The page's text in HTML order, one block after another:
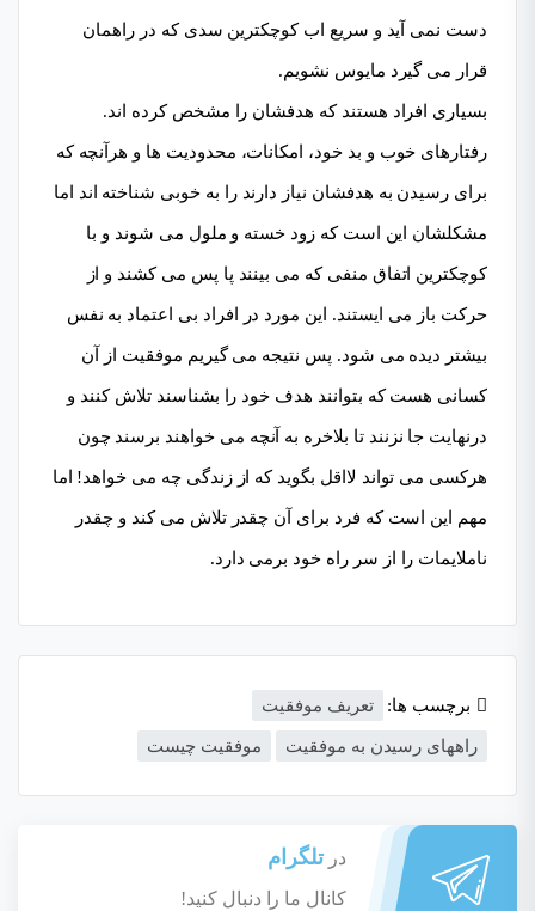
دست نمی آید و سریع اب کوچکترین سدی که در راهمان
قرار می گیرد مایوس نشویم.
بسیاری افراد هستند که هدفشان را مشخص کرده اند.
رفتارهای خوب و بد خود، امکانات، محدودیت ها و هرآنچه که
برای رسیدن به هدفشان نیاز دارند را به خوبی شناخته اند اما
مشکلشان این است که زود خسته و ملول می شوند و با
کوچکترین اتفاق منفی که می بینند پا پس می کشند و از
حرکت باز می ایستند. این مورد در افراد بی اعتماد به نفس
بیشتر دیده می شود. پس نتیجه می گیریم موفقیت از آن
کسانی هست که بتوانند هدف خود را بشناسند تلاش کنند و
درنهایت جا نزنند تا بلاخره به آنچه می خواهند برسند چون
هرکسی می تواند لااقل بگوید که از زندگی چه می خواهد! اما
مهم این است که فرد برای آن چقدر تلاش می کند و چقدر
ناملایمات را از سر راه خود برمی دارد.
برچسب ها: تعریف موفقیت
راههای رسیدن به موفقیت موفقیت چیست
در تلگرام
کانال ما را دنبال کنید!